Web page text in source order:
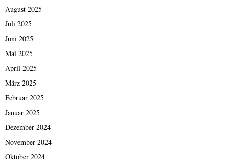
August 2025
Juli 2025
Juni 2025
Mai 2025
April 2025
März 2025
Februar 2025
Januar 2025
Dezember 2024
November 2024
Oktober 2024